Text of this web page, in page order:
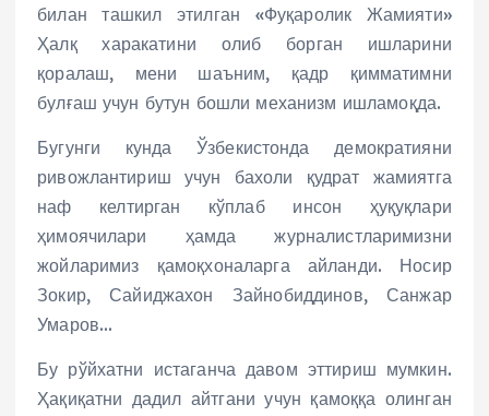
билан ташкил этилган «Фуқаролик Жамияти»
Ҳалқ харакатини олиб борган ишларини
қоралаш, мени шаъним, қадр қимматимни
булғаш учун бутун бошли механизм ишламоқда.
Бугунги кунда Ўзбекистонда демократияни
ривожлантириш учун бахоли қудрат жамиятга
наф келтирган кўплаб инсон ҳуқуқлари
ҳимоячилари ҳамда журналистларимизни
жойларимиз қамоқхоналарга айланди. Носир
Зокир, Сайиджахон Зайнобиддинов, Санжар
Умаров…
Бу рўйхатни истаганча давом эттириш мумкин.
Ҳақиқатни дадил айтгани учун қамоққа олинган